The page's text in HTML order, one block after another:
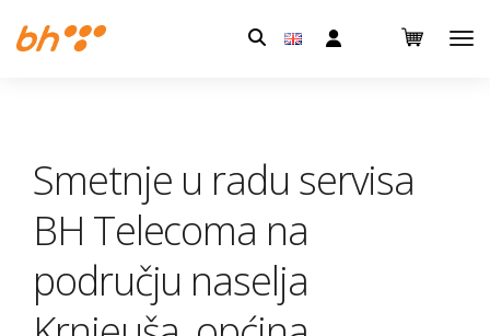
Pretraga:
Smetnje u radu servisa
BH Telecoma na
području naselja